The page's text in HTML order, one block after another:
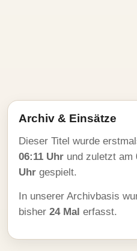
Archiv & Einsätze
Dieser Titel wurde
06:11 Uhr und zuletzt am
Uhr gespielt.
In unserer Archivbasis
bisher 24 Mal erfasst.